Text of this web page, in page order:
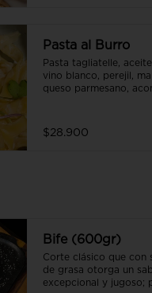
Pasta al Burro
Pasta tagliatelle,
vino blanco, perejil,
queso parmesano,
$28.900
Bife (600gr)
Corte clásico que con
de grasa otorga un
excepcional y jugoso;